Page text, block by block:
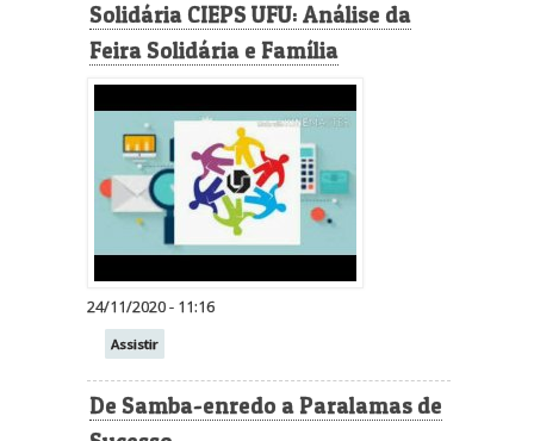
Solidária CIEPS UFU: Análise da
Feira Solidária e Família
24/11/2020 - 11:16
Assistir
De Samba-enredo a Paralamas de